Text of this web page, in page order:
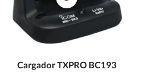
Cargador TXPRO BC193